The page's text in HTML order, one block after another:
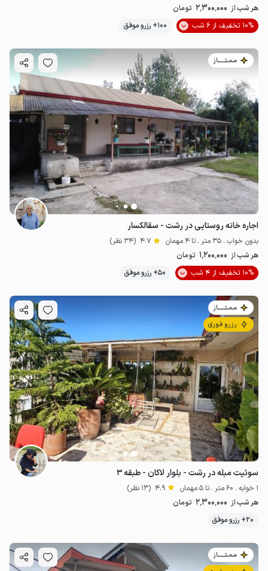
هر شب از 2٬300٬000 تومان
10% تخفیف از 6 شب
100+ رزرو موفق
مـمـتــــــاز
اجاره خانه روستایی در رشت - سقالکسار
بدون خواب . 35 متر . تا 4 مهمان 4.7 (34 نظر)
هر شب از 1٬200٬000 تومان
10% تخفیف از 4 شب
50+ رزرو موفق
مـمـتــــــاز
رزرو فوری
سوئیت مبله در رشت - بلوار لاکان - طبقه ۳
1 خوابه . 60 متر . تا 5 مهمان 4.9 (13 نظر)
هر شب از 2٬300٬000 تومان
20+ رزرو موفق
مـمـتــــــاز